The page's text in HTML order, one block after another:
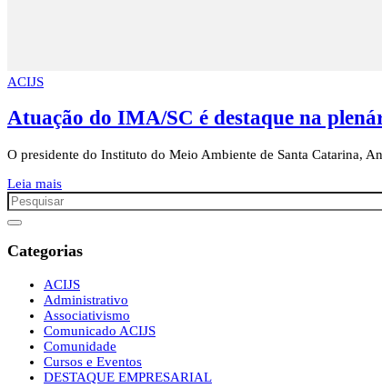
ACIJS
Atuação do IMA/SC é destaque na
O presidente do Instituto do Meio Ambiente de Santa Catarina,
Leia mais
Categorias
ACIJS
Administrativo
Associativismo
Comunicado ACIJS
Comunidade
Cursos e Eventos
DESTAQUE EMPRESARIAL